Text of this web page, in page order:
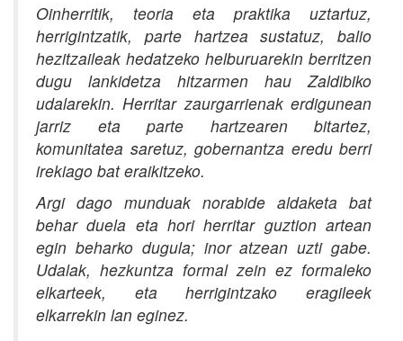
Oinherritik, teoria eta praktika uztartuz,
herrigintzatik, parte hartzea sustatuz, balio
hezitzaileak hedatzeko helburuarekin berritzen
dugu lankidetza hitzarmen hau Zaldibiko
udalarekin. Herritar zaurgarrienak erdigunean
jarriz eta parte hartzearen bitartez,
komunitatea saretuz, gobernantza eredu berri
irekiago bat eraikitzeko.
Argi dago munduak norabide aldaketa bat
behar duela eta hori herritar guztion artean
egin beharko dugula; inor atzean uzti gabe.
Udalak, hezkuntza formal zein ez formaleko
elkarteek, eta herrigintzako eragileek
elkarrekin lan eginez.